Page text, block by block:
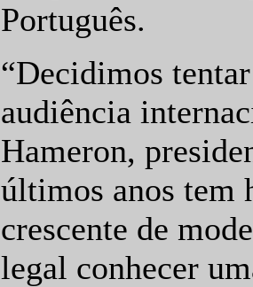
Português.
“Decidimos
audiência
Hameron,
últimos anos tem
crescente de
legal conhecer